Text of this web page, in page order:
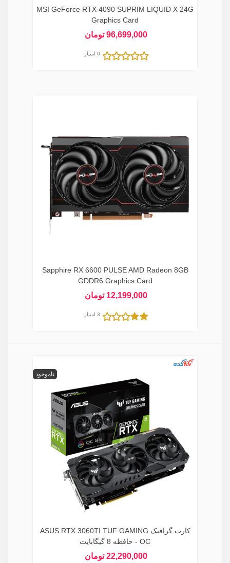
MSI GeForce RTX 4090 SUPRIM LIQUID X 24G
Graphics Card
96,699,000 تومان
0 امتیاز
Sapphire RX 6600 PULSE AMD Radeon 8GB
GDDR6 Graphics Card
12,199,000 تومان
3 امتیاز
ناموجود
کارت گرافیک ASUS RTX 3060TI TUF GAMING
OC - حافظه 8 گیگابایت
22,290,000 تومان